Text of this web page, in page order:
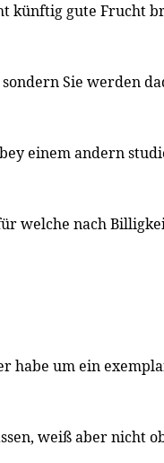
künftig gute Frucht
sondern Sie werden
einem andern
welche nach
habe um ein
weiß aber nicht